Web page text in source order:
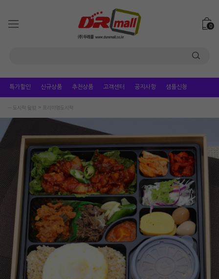
0
특가할인 신규상품 추천상품 고객센터 공지사항 샘플신청
ㅡ 도시락.덮밥 프리미엄도시락